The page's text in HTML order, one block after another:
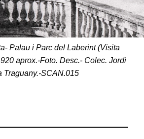
Palau i Parc del Laberint (Visita
aprox.-Foto. Desc.- Colec. Jordi
Traguany.-SCAN.015